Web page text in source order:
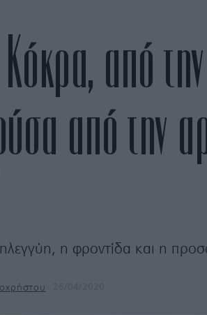
Κόκρα, από
από την
η φροντίδα και η